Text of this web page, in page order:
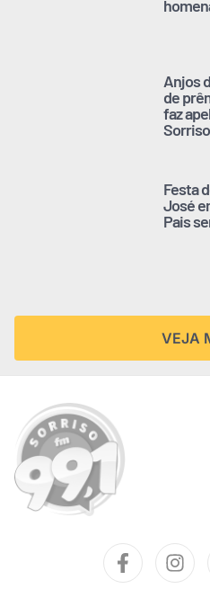
Anjos
de
faz
Sorriso
Festa
José
Pais
VEJA